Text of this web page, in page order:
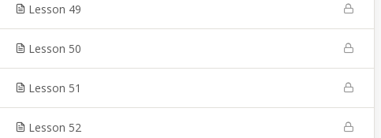
Lesson 49
Lesson 50
Lesson 51
Lesson 52